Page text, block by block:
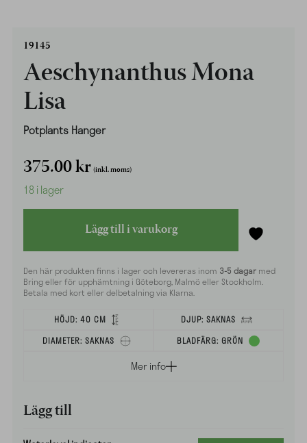
19145
Aeschynanthus Mona
Lisa
Potplants Hanger
375.00kr (inkl. moms)
18 i lager
Lägg till i varukorg
Den här produkten finns i lager och levereras inom 3-5 dagar med
Bring eller för upphämtning i Göteborg, Malmö eller Stockholm.
Betala med kort eller delbetalning via Klarna.
HÖJD:40 CM DJUP: SAKNAS
DIAMETER: SAKNAS BLADFÄRG: GRÖN
Mer info
Lägg till